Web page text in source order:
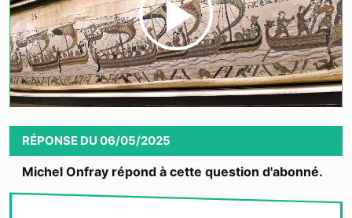
Play
Video
RÉPONSE DU 06/05/2025
Michel Onfray répond à cette question d'abonné.